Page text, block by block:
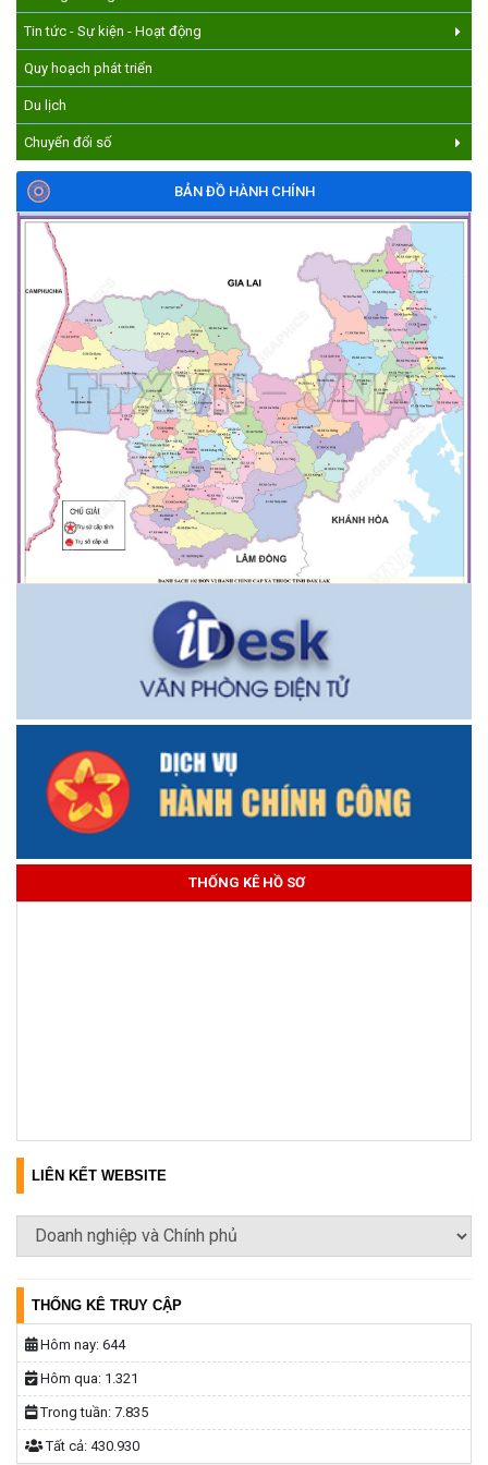
Tin tức - Sự kiện - Hoạt động
Quy hoạch phát triển
Du lịch
Chuyển đổi số
BẢN ĐỒ HÀNH CHÍNH
THỐNG KÊ HỒ SƠ
LIÊN KẾT WEBSITE
THỐNG KÊ TRUY CẬP
Hôm nay: 644
Hôm qua: 1.321
Trong tuần: 7.835
Tất cả: 430.930